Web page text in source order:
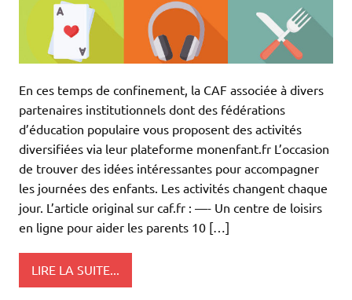
En ces temps de confinement, la CAF associée à divers
partenaires institutionnels dont des fédérations
d’éducation populaire vous proposent des activités
diversifiées via leur plateforme monenfant.fr L’occasion
de trouver des idées intéressantes pour accompagner
les journées des enfants. Les activités changent chaque
jour. L’article original sur caf.fr : —- Un centre de loisirs
en ligne pour aider les parents 10 […]
LIRE LA SUITE...